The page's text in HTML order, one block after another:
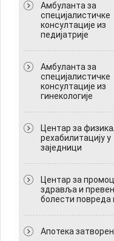
Амбуланта за
специјалистичке
консултације из
педијатрије
Амбуланта за
специјалистичке
консултације из
гинекологије
Центар за
рехабилитацију у
заједници
Центар за
здравља и
болести повреда
Апотека